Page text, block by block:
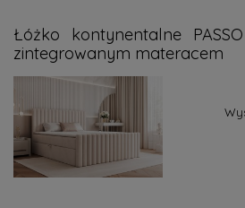
Łóżko kontynentalne
zintegrowanym materacem